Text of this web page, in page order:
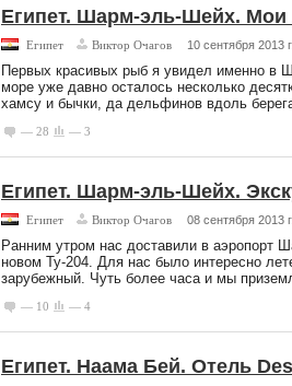
Египет. Шарм-эль-Шейх.
Египет Виктор Очагов 10 сентября 2013 г.
Первых красивых рыб я увидел именно
море уже давно осталось несколько
хамсу и бычки, да дельфинов вдоль
— 28 — 3
Египет. Шарм-эль-Шейх.
Египет Виктор Очагов 08 сентября 2013 г.
Ранним утром нас доставили в аэропорт
новом Ту-204. Для нас было интересно
зарубежный. Чуть более часа и мы
— 10 — 4
Египет. Наама Бей. Отель